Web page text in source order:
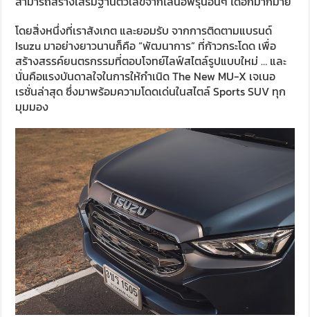
โดยสิ่งหนึ่งที่เราสังเกต และยอมรับ จากการติดตามแบรนด์
Isuzu มาอย่างยาวนานก็คือ “พัฒนาการ” ที่ก้าวกระโดด เพื่อ
สร้างสรรค์ยนตรกรรมที่ตอบโจทย์ไลฟ์สไตล์รูปแบบใหม่ … และ
นั่นคือแรงบันดาลใจในการให้กำเนิด The New MU-X เจเนอ
เรชั่นล่าสุด ซึ่งมาพร้อมความโดดเด่นในสไตล์ Sports SUV ทุก
มุมมอง